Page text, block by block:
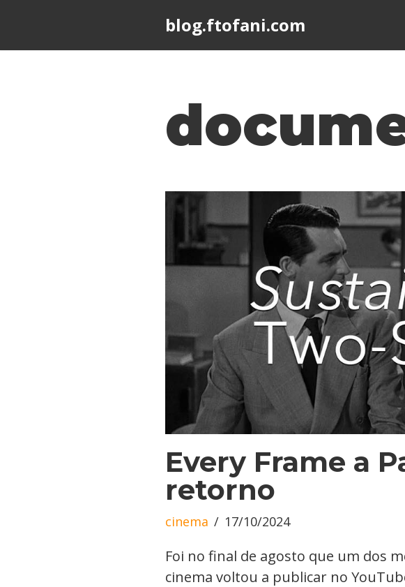
blog.ftofani.com
Every Frame a
retorno
cinema 17/10/2024
Foi no final de agosto que um dos
cinema voltou a publicar no